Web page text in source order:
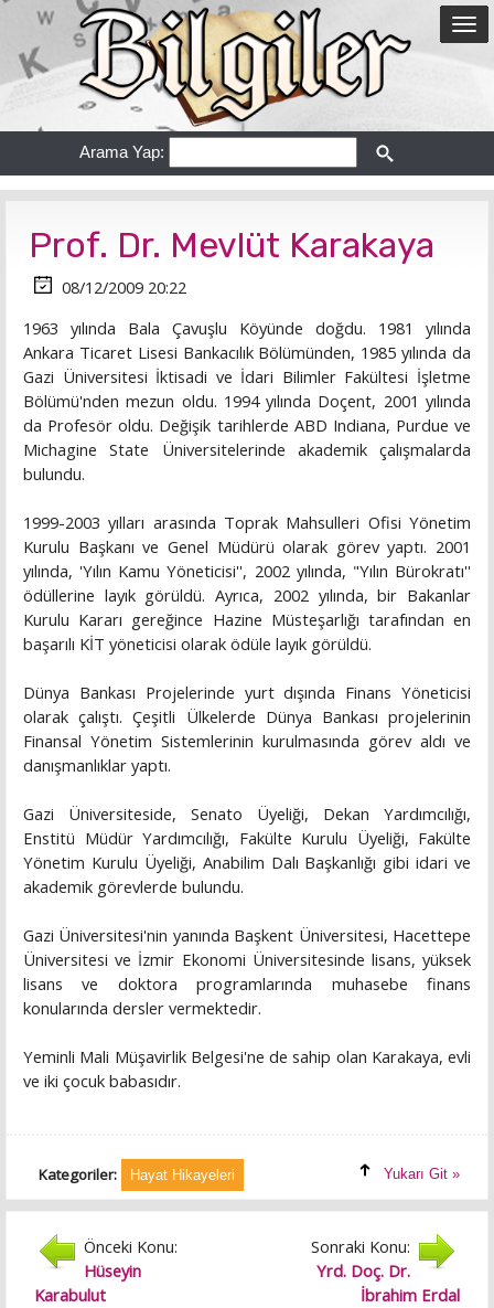
Arama Yap:
Prof. Dr. Mevlüt Karakaya
08/12/2009 20:22
1963 yılında Bala Çavuşlu Köyünde doğdu. 1981 yılında
Ankara Ticaret Lisesi Bankacılık Bölümünden, 1985 yılında da
Gazi Üniversitesi İktisadi ve İdari Bilimler Fakültesi İşletme
Bölümü'nden mezun oldu. 1994 yılında Doçent, 2001 yılında
da Profesör oldu. Değişik tarihlerde ABD Indiana, Purdue ve
Michagine State Üniversitelerinde akademik çalışmalarda
bulundu.
1999-2003 yılları arasında Toprak Mahsulleri Ofisi Yönetim
Kurulu Başkanı ve Genel Müdürü olarak görev yaptı. 2001
yılında, 'Yılın Kamu Yöneticisi'', 2002 yılında, "Yılın Bürokratı''
ödüllerine layık görüldü. Ayrıca, 2002 yılında, bir Bakanlar
Kurulu Kararı gereğince Hazine Müsteşarlığı tarafından en
başarılı KİT yöneticisi olarak ödüle layık görüldü.
Dünya Bankası Projelerinde yurt dışında Finans Yöneticisi
olarak çalıştı. Çeşitli Ülkelerde Dünya Bankası projelerinin
Finansal Yönetim Sistemlerinin kurulmasında görev aldı ve
danışmanlıklar yaptı.
Gazi Üniversiteside, Senato Üyeliği, Dekan Yardımcılığı,
Enstitü Müdür Yardımcılığı, Fakülte Kurulu Üyeliği, Fakülte
Yönetim Kurulu Üyeliği, Anabilim Dalı Başkanlığı gibi idari ve
akademik görevlerde bulundu.
Gazi Üniversitesi'nin yanında Başkent Üniversitesi, Hacettepe
Üniversitesi ve İzmir Ekonomi Üniversitesinde lisans, yüksek
lisans ve doktora programlarında muhasebe finans
konularında dersler vermektedir.
Yeminli Mali Müşavirlik Belgesi'ne de sahip olan Karakaya, evli
ve iki çocuk babasıdır.
Kategoriler: Hayat Hikayeleri Yukarı Git »
Önceki Konu:
Hüseyin
Karabulut
Sonraki Konu:
Yrd. Doç. Dr.
İbrahim Erdal